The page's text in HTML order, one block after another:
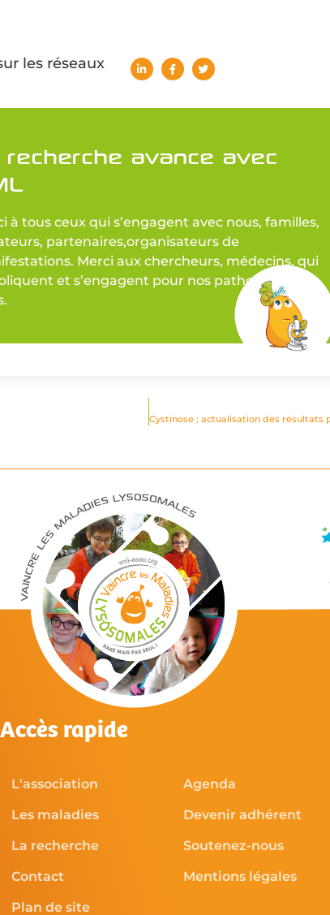
les réseaux
recherche avance avec
à tous ceux qui s’engagent avec nous, familles,
partenaires,organisateurs de
Merci aux chercheurs, médecins, qui
et s’engagent pour nos pathologies
Accès rapide
L'association
Les maladies
La recherche
Contact
Plan de site
Agenda
Devenir adhérent
Soutenez-nous
Mentions légales